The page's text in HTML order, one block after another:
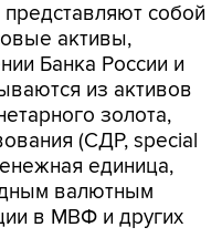
собой
активы,
Банка России и
из активов
золота,
(СДР, special
единица,
валютным
в МВФ и других